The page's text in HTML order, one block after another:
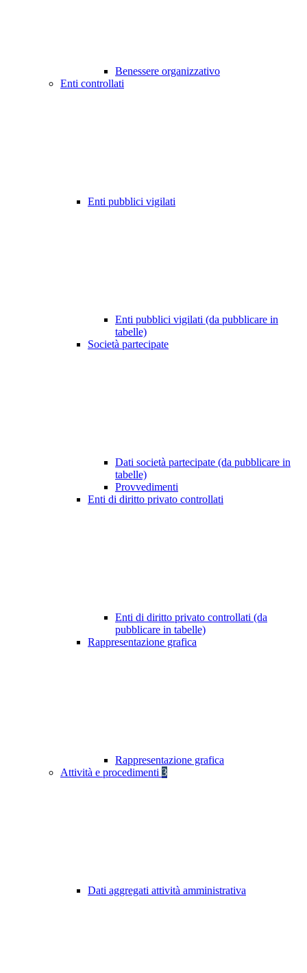
Benessere organizzativo
Enti controllati
Enti pubblici vigilati
Enti pubblici vigilati (da pubblicare in
tabelle)
Società partecipate
Dati società partecipate (da pubblicare in
tabelle)
Provvedimenti
Enti di diritto privato controllati
Enti di diritto privato controllati (da
pubblicare in tabelle)
Rappresentazione grafica
Rappresentazione grafica
Attività e procedimenti 3
Dati aggregati attività amministrativa